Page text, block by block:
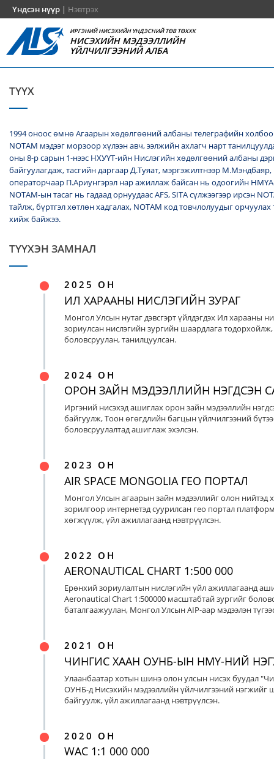
Үндсэн нүүр | Нэвтрэх
ИРГЭНИЙ НИСЭХИЙН ҮНДЭСНИЙ ТӨВ ТӨХХК
НИСЭХИЙН МЭДЭЭЛЛИЙН
ҮЙЛЧИЛГЭЭНИЙ АЛБА
ТҮҮХ
1994 оноос өмнө Агаарын хөдөлгөөний албаны телеграфийн
NОТАМ мэдээг морзоор хүлээн авч, ээлжийн ахлагч нарт
оны 8-р сарын 1-нээс НХУҮТ-ийн Нислэгийн хөдөлгөөний албаны
байгуулагдаж, тасгийн даргаар Д.Туяат, мэргэжилтнээр
операторчаар П.Ариунгэрэл нар ажиллаж байсан нь одоогийн
NOTAM-ын тасаг нь гадаад орнуудаас AFS, SITA сүлжээгээр ирсэн
тайлж, бүртгэл хөтлөн хадгалах, NОТАМ код товчлолуудыг
хийж байжээ.
ТҮҮХЭН ЗАМНАЛ
2025 ОН
ИЛ ХАРААНЫ НИСЛЭГИЙН ЗУРАГ
Монгол Улсын нутаг дэвсгэрт үйлдэгдэх Ил харааны
зориулсан нислэгийн зургийн шаардлага тодорхойлж,
боловсруулан, танилцуулсан.
2024 ОН
ОРОН ЗАЙН МЭДЭЭЛЛИЙН НЭГДСЭН
Иргэний нисэхэд ашиглах орон зайн мэдээллийн
байгуулж, Тоон өгөгдлийн багцын үйлчилгээний
боловсруулалтад ашиглаж эхэлсэн.
2023 ОН
AIR SPACE MONGOLIA ГЕО ПОРТАЛ
Монгол Улсын агаарын зайн мэдээллийг олон нийтэд
зорилгоор интернетэд суурилсан гео портал
хөгжүүлж, үйл ажиллагаанд нэвтрүүлсэн.
2022 ОН
AERONAUTICAL CHART 1:500 000
Ерөнхий зориулалтын нислэгийн үйл ажиллагаанд
Aeronautical Chart 1:500000 масштабтай зургийг
баталгаажуулан, Монгол Улсын AIP-аар мэдээлэн
2021 ОН
ЧИНГИС ХААН ОУНБ-ЫН НМҮ-НИЙ
Улаанбаатар хотын шинэ олон улсын нисэх буудал
ОУНБ-д Нисэхийн мэдээллийн үйлчилгээний нэгжийг
байгуулж, үйл ажиллагаанд нэвтрүүлсэн.
2020 ОН
WAC 1:1 000 000